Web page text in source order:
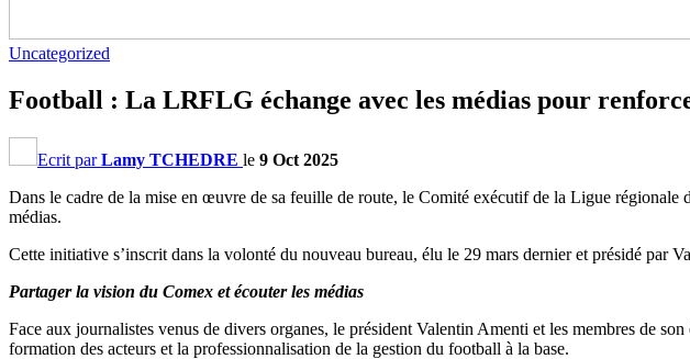
Uncategorized
Football : La LRFLG échange avec les médias pour
Ecrit parLamy TCHEDRE le 9 Oct 2025
Dans le cadre de la mise en œuvre de sa feuille de route, le Comité exécutif de la Ligue
médias.
Cette initiative s’inscrit dans la volonté du nouveau bureau, élu le 29 mars dernier et présidé par
Partager la vision du Comex et écouter les médias
Face aux journalistes venus de divers organes, le président Valentin Amenti et les membres de
formation des acteurs et la professionnalisation de la gestion du football à la base.